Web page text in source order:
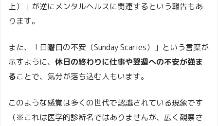
上）」が逆にメンタルヘルスに関連するという報告もあ
ります。
また、「日曜日の不安（Sunday Scaries）」という言葉が
示すように、 休日の終わりに仕事や翌週への不安が強ま
ることで、気分が落ち込む人もいます。
このような感覚は多くの世代で認識されている現象です
（※これは医学的診断名ではありませんが、広く観察さ